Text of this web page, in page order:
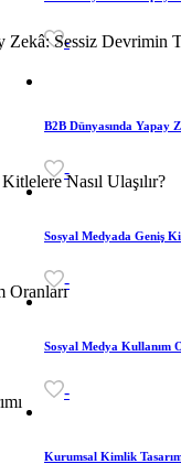
-
B2B Dünyasında Yapay
-
Sosyal Medyada Geniş
-
Sosyal Medya Kullanım
-
Kurumsal Kimlik